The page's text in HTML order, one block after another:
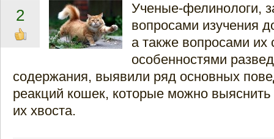
2
Ученые-фелинологи,
вопросами изучения
а также вопросами их
особенностями
содержания, выявили ряд основных
реакций кошек, которые можно
их хвоста.